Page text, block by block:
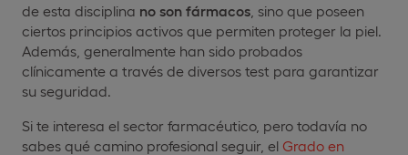
de esta disciplina no son fármacos , sino que poseen
ciertos principios activos que permiten proteger la piel.
Además, generalmente han sido probados
clínicamente a través de diversos test para garantizar
su seguridad.
Si te interesa el sector farmacéutico, pero todavía no
sabes qué camino profesional seguir, el Grado en